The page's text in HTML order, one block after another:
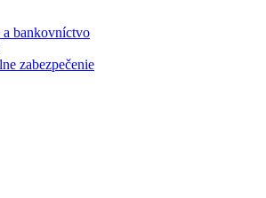
a bankovníctvo
zabezpečenie